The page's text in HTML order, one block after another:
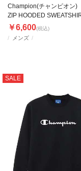
メンズ
Champion(チャンピオン)
ZIP HOODED
￥6,600(税込)
SALE